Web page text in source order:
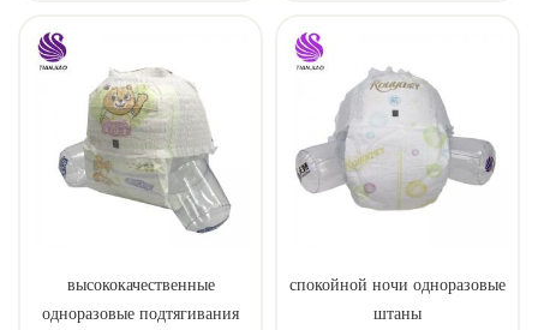
высококачественные
одноразовые подтягивания
спокойной ночи одноразовые
штаны